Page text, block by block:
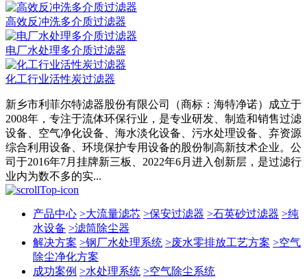
高效反冲洗多介质过滤器
电厂水处理多介质过滤器
化工行业活性炭过滤器
新乡市利菲尔特滤器股份有限公司（商标：海特净诺）成立于
2008年，专注于流体环保行业，是专业研发、制造和销售过滤
设备、空气净化设备、海水淡化设备、污水处理设备、弃资源
综合利用设备、环境保护专用设备的股份制高新技术企业。公
司于2016年7月挂牌新三板、2022年6月进入创新层，是过滤行
业内为数不多的实...
产品中心 >大流量滤芯 >保安过滤器 >石英砂过滤器 >纯
水设备 >滤筒除尘器
解决方案 >钢厂水处理系统 >废水零排放工艺方案 >空气
除尘净化方案
成功案例 >水处理系统 >空气除尘系统